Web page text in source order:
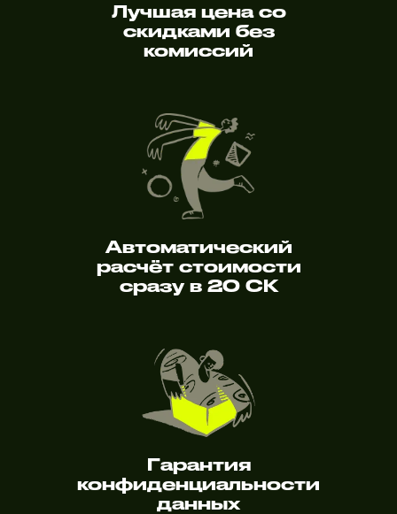
Лучшая цена со
скидками без
комиссий
Автоматический
расчёт стоимости
сразу в 20 СК
Гарантия
конфиденциальности
данных